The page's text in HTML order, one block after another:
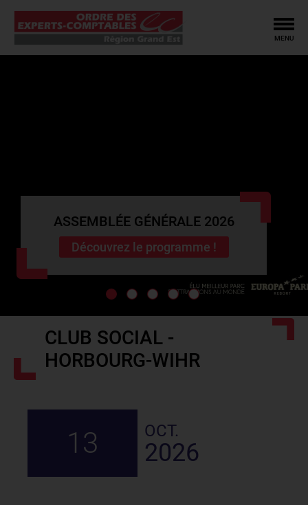
MENU
ASSEMBLÉE GÉNÉRALE 2026
Découvrez le programme !
13 OCT.
2026
CLUB SOCIAL -
HORBOURG-WIHR